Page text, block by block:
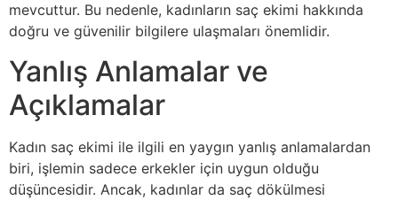
mevcuttur. Bu nedenle, kadınların saç ekimi hakkında
doğru ve güvenilir bilgilere ulaşmaları önemlidir.
Yanlış Anlamalar ve
Açıklamalar
Kadın saç ekimi ile ilgili en yaygın yanlış anlamalardan
biri, işlemin sadece erkekler için uygun olduğu
düşüncesidir. Ancak, kadınlar da saç dökülmesi